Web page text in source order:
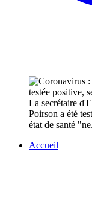
La secrétaire
Poirson a été
état de santé
Accueil